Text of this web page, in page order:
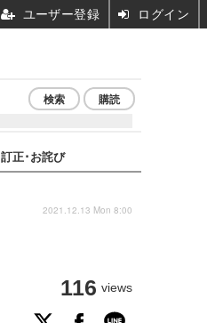
検索 購読
訂正･お詫び
116 views
2021.12.13 Mon 8:00
ユーザー登録 ログイン